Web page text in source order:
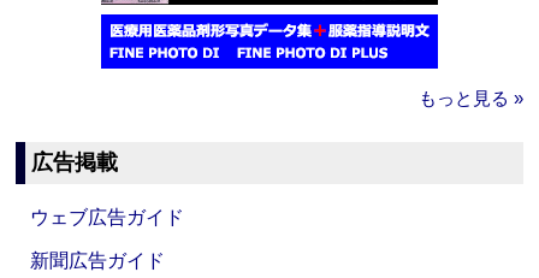
もっと見る »
広告掲載
ウェブ広告ガイド
新聞広告ガイド